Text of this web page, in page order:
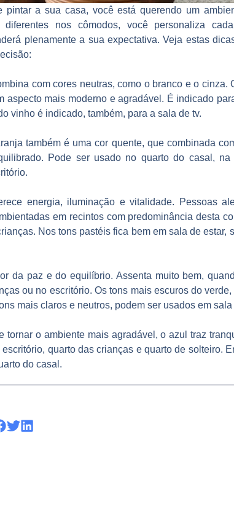
pintar a sua casa, você está querendo um
diferentes nos cômodos, você personaliza
plenamente a sua expectativa. Veja estas
com cores neutras, como o branco e o cinza.
aspecto mais moderno e agradável. É indicado
vinho é indicado, também, para a sala de tv.
também é uma cor quente, que combinada
Pode ser usado no quarto do casal,
energia, iluminação e vitalidade. Pessoas
em recintos com predominância desta
Nos tons pastéis fica bem em sala de estar,
da paz e do equilíbrio. Assenta muito bem,
ou no escritório. Os tons mais escuros do
mais claros e neutros, podem ser usados em
tornar o ambiente mais agradável, o azul traz
escritório, quarto das crianças e quarto de solteiro.
do casal.